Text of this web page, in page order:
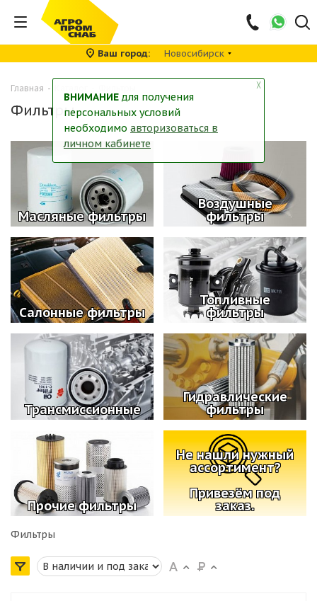
Ваш город Новосибирск
Главная -
Фильтры
Масляные фильтры
Воздушные
фильтры
Салонные фильтры
Топливные
фильтры
Трансмиссионные
Гидравлические
фильтры
Прочие фильтры
Не нашли нужный
ассортимент?
Привезём под
заказ.
Фильтры
╳
ВНИМАНИЕ для получения
персональных условий
необходимо авторизоваться в
личном кабинете